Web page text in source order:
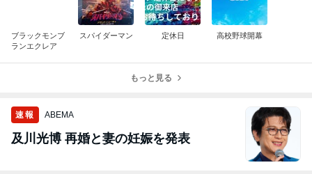
ブラックモンブ
ランエクレア
スパイダーマン 定休日 高校野球開幕
もっと見る
速報 ABEMA
及川光博 再婚と妻の妊娠を発表